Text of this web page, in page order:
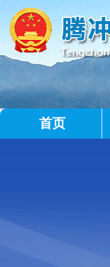
首页